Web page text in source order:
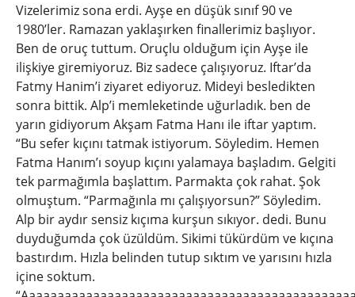
Vizelerimiz sona erdi. Ayşe en düşük sınıf 90 ve
1980’ler. Ramazan yaklaşırken finallerimiz başlıyor.
Ben de oruç tuttum. Oruçlu olduğum için Ayşe ile
ilişkiye giremiyoruz. Biz sadece çalışıyoruz. Iftar’da
Fatmy Hanim’i ziyaret ediyoruz. Mideyi besledikten
sonra bittik. Alp’i memleketinde uğurladık. ben de
yarın gidiyorum Akşam Fatma Hanı ile iftar yaptım.
“Bu sefer kıçını tatmak istiyorum. Söyledim. Hemen
Fatma Hanım’ı soyup kıçını yalamaya başladım. Gelgiti
tek parmağımla başlattım. Parmakta çok rahat. Şok
olmuştum. “Parmağınla mı çalışıyorsun?” Söyledim.
Alp bir aydır sensiz kıçıma kurşun sıkıyor. dedi. Bunu
duyduğumda çok üzüldüm. Sikimi tükürdüm ve kıçına
bastırdım. Hızla belinden tutup sıktım ve yarısını hızla
içine soktum.